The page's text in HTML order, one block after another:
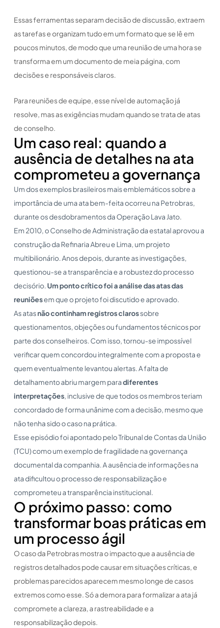
Essas ferramentas separam decisão de discussão, extraem
as tarefas e organizam tudo em um formato que se lê em
poucos minutos, de modo que uma reunião de uma hora se
transforma em um documento de meia página, com
decisões e responsáveis claros.
Para reuniões de equipe, esse nível de automação já
resolve, mas as exigências mudam quando se trata de atas
de conselho.
Um caso real: quando a
ausência de detalhes na ata
comprometeu a governança
Um dos exemplos brasileiros mais emblemáticos sobre a
importância de uma ata bem-feita ocorreu na Petrobras,
durante os desdobramentos da Operação Lava Jato.
Em 2010, o Conselho de Administração da estatal aprovou a
construção da Refinaria Abreu e Lima, um projeto
multibilionário. Anos depois, durante as investigações,
questionou-se a transparência e a robustez do processo
decisório. Um ponto crítico foi a análise das atas das
reuniõesem que o projeto foi discutido e aprovado.
As atasnão continham registros clarossobre
questionamentos, objeções ou fundamentos técnicos por
parte dos conselheiros. Com isso, tornou-se impossível
verificar quem concordou integralmente com a proposta e
quem eventualmente levantou alertas. A falta de
detalhamento abriu margem paradiferentes
interpretações, inclusive de que todos os membros teriam
concordado de forma unânime com a decisão, mesmo que
não tenha sido o caso na prática.
Esse episódio foi apontado pelo Tribunal de Contas da União
(TCU) como um exemplo de fragilidade na governança
documental da companhia. A ausência de informações na
ata dificultou o processo de responsabilização e
comprometeu a transparência institucional.
O próximo passo: como
transformar boas práticas em
um processo ágil
O caso da Petrobras mostra o impacto que a ausência de
registros detalhados pode causar em situações críticas, e
problemas parecidos aparecem mesmo longe de casos
extremos como esse. Só a demora para formalizar a ata já
compromete a clareza, a rastreabilidade e a
responsabilização depois.